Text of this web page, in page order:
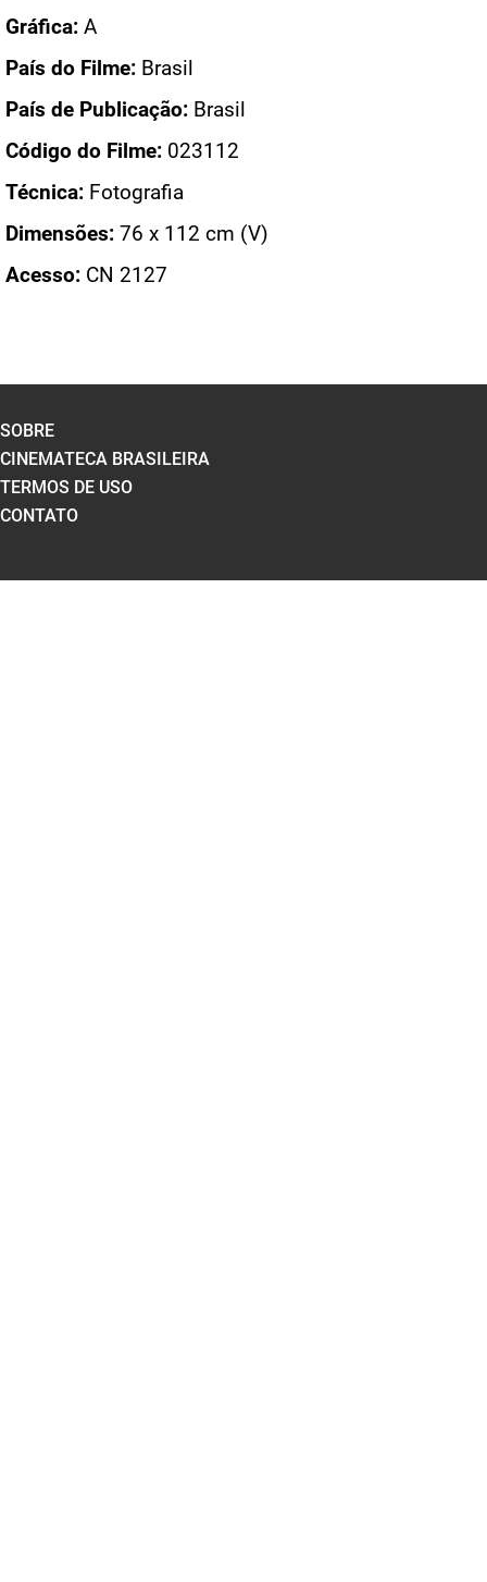
Gráfica: A
País do Filme: Brasil
País de Publicação: Brasil
Código do Filme: 023112
Técnica: Fotografia
Dimensões: 76 x 112 cm (V)
Acesso: CN 2127
SOBRE
CINEMATECA BRASILEIRA
TERMOS DE USO
CONTATO